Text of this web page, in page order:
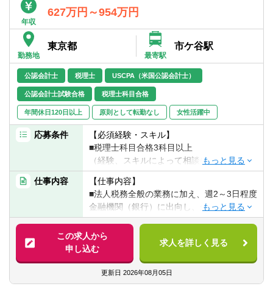
トータルサービス部：27名
②会計コンサルティング・MASチーム：６
③ファンド・SPCチーム（ファイナンシャ
ルアドバイザリーチーム）：1名＋他チーム
兼務4名
※グループ法人のOAGコンサルティング事
業承継チーム2名の兼務あり。
■積極的にお客様を理解し、常に状況を改善
しようとする意識の持てる方
■コミュニケーションを図りながら業務遂行
■新しいことへのチャレンジ精神のある方
■臨機応変な対応が出来る方
■非営利法人の会計・税務に関心のある方
い水準のサービスを提供しています。
法人の設立・活用が検討されるケースも多
く、そのようなアドバイザリー業務への関
与を通じて将来的なステップアップも視野
に入れることができます。
これら非営利法人のさまざま経験を経た後
は、別の分野にて活躍する環境も整えてお
ります。
一般企業に対する経験を活かして、新しい
分野に挑戦する方の応募をお待ちしていま
す。
■一般の事業会社顧問業務と非営利法人の顧
問業務についてはご担当頂く顧問先の規模
にもよりますがおおよそ5：5～4：6の割合
となります。
■法定時間外労働月平均30時間以内で、スケ
ジュール調整も個々の裁量に任せているた
め、メリハリをつけて働くことができる環
年収
627万円～954万円
勤務地
東京都
最寄駅
市ケ谷駅
公認会計士 税理士 USCPA（米国公認会計士）
公認会計士試験合格 税理士科目合格
年間休日120日以上 原則として転勤なし 女性活躍中
応募条件
【必須経験・スキル】
■税理士科目合格3科目以上
（経験、スキルによって相談に応じます）
■会計事務所経験3年以上 or 事業会社の経理
経験3年以上
【歓迎経験・スキル】
■税理士または有資格者
■法人税科目合格者
【求める人物像】
■積極的にお客様を理解し、常に状況を改善
仕事内容
【仕事内容】
■法人税務全般の業務に加え、週2～3日程度
金融機関（銀行）に出向し、金融機関の社
員と共にコンサルティングを行います。
■知識のみならず交渉力など、より一層のス
キルアップを目指したい方には最適な環境
■入社後は、ご経験や得意分野に応じてOJT
を実施し出向いただきます。
この求人から
申し込む
求人を詳しく見る
更新日 2026年08月05日